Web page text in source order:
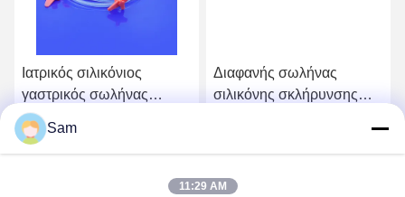
Ιατρικός σιλικόνιος
γαστρικός σωλήνας
τροφοδοσίας 4-20FR για
εντερική διατροφή
Βρείτε την καλύτερη τιμή
Διαφανής σωλήνας
σιλικόνης σκλήρυνσης
υγρών
Sam
11:29 AM